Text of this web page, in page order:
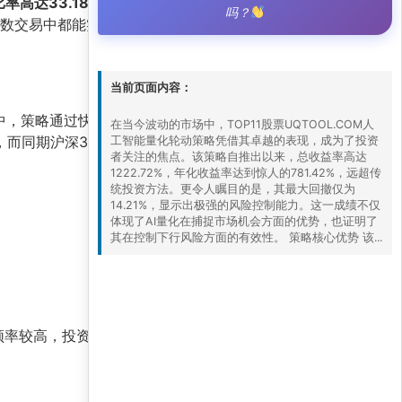
交易中都能实现盈利，且盈利幅度大于亏损幅
策略通过快速轮动，抓住了新能源和科技板块
而同期沪深300指数最大回撤超过20%。此外，
较高，投资者需关注交易成本和滑点影响，建
吗？
当前页面内容：
在当今波动的市场中，TOP11股票UQTOOL.COM人
工智能量化轮动策略凭借其卓越的表现，成为了投资
者关注的焦点。该策略自推出以来，总收益率高达
1222.72%，年化收益率达到惊人的781.42%，远超传
统投资方法。更令人瞩目的是，其最大回撤仅为
14.21%，显示出极强的风险控制能力。这一成绩不仅
体现了AI量化在捕捉市场机会方面的优势，也证明了
其在控制下行风险方面的有效性。 策略核心优势 该...